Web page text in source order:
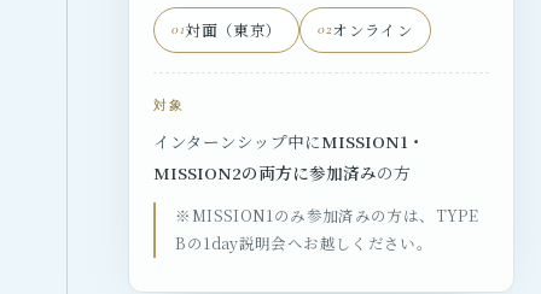
01対面（東京） 02オンライン
対象
インターンシップ中にMISSION1・
MISSION2の両方に参加済みの方
※MISSION1のみ参加済みの方は、TYPE
Bの1day説明会へお越しください。